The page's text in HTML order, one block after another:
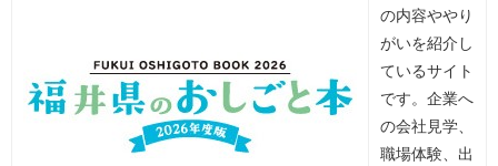
の内容ややり
がいを紹介し
ているサイト
です。企業へ
の会社見学、
職場体験、出